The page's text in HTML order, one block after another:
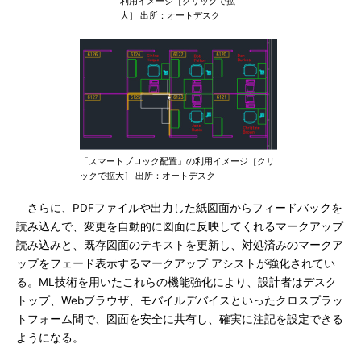
大］ 出所：オートデスク
「スマートブロック配置」の利用イメージ［クリ
ックで拡大］ 出所：オートデスク
さらに、PDFファイルや出力した紙図面からフィードバックを
読み込んで、変更を自動的に図面に反映してくれるマークアップ
読み込みと、既存図面のテキストを更新し、対処済みのマークア
ップをフェード表示するマークアップ アシストが強化されてい
る。ML技術を用いたこれらの機能強化により、設計者はデスク
トップ、Webブラウザ、モバイルデバイスといったクロスプラッ
トフォーム間で、図面を安全に共有し、確実に注記を設定できる
ようになる。